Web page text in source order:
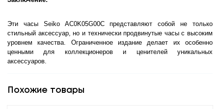
Эти часы Seiko AC0K05G00C представляют собой не только
стильный аксессуар, но и технически продвинутые часы с высоким
уровнем качества. Ограниченное издание делает их особенно
ценными для коллекционеров и ценителей уникальных
аксессуаров.
Похожие товары